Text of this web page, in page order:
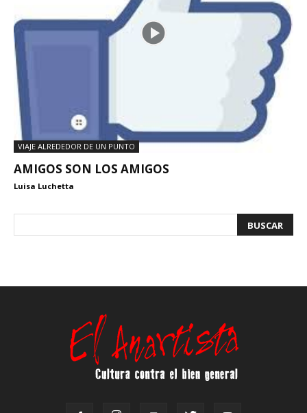
VIAJE ALREDEDOR DE UN PUNTO
AMIGOS SON LOS AMIGOS
Luisa Luchetta